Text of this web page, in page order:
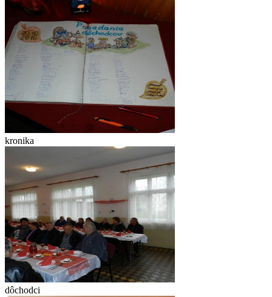
kronika
dôchodci